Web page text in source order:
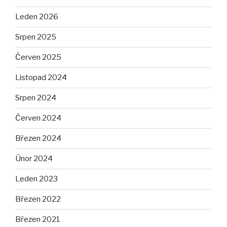
Leden 2026
Srpen 2025
Červen 2025
Listopad 2024
Srpen 2024
Červen 2024
Březen 2024
Únor 2024
Leden 2023
Březen 2022
Březen 2021